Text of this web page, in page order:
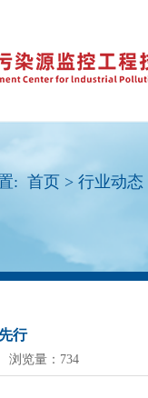
: 首页 > 行业动态
行
浏览量：734